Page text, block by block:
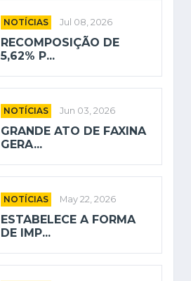
NOTÍCIAS Jul 08, 2026
RECOMPOSIÇÃO DE
5,62% P...
NOTÍCIAS Jun 03, 2026
GRANDE ATO DE FAXINA
GERA...
NOTÍCIAS May 22, 2026
ESTABELECE A FORMA
DE IMP...